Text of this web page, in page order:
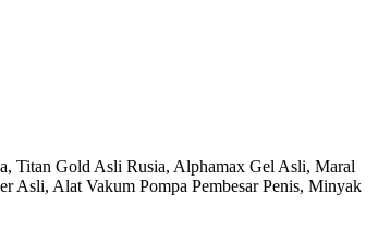
Titan Gold Asli Rusia, Alphamax Gel Asli, Maral
Asli, Alat Vakum Pompa Pembesar Penis, Minyak